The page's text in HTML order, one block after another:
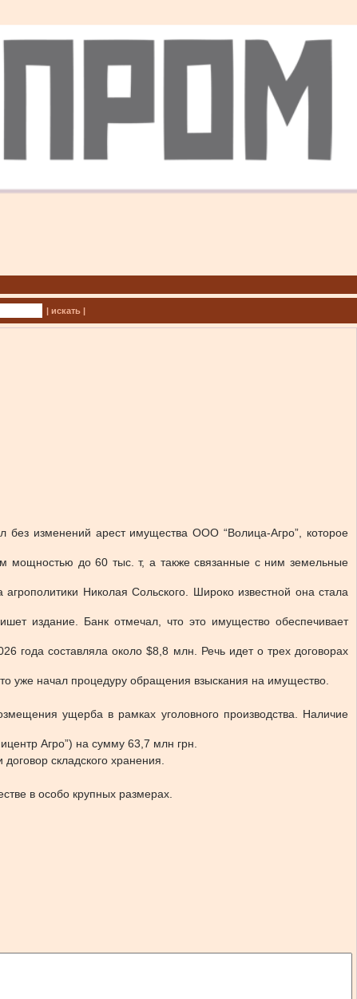
| искать |
без изменений арест имущества ООО “Волица-Агро”, которое
мощностью до 60 тыс. т, а также связанные с ним земельные
Николая Сольского. Широко известной она стала
издание. Банк отмечал, что это имущество обеспечивает
года составляла около $8,8 млн. Речь идет о трех договорах
уже начал процедуру обращения взыскания на имущество.
ущерба в рамках уголовного производства. Наличие
Агро”) на сумму 63,7 млн грн.
складского хранения.
в особо крупных размерах.